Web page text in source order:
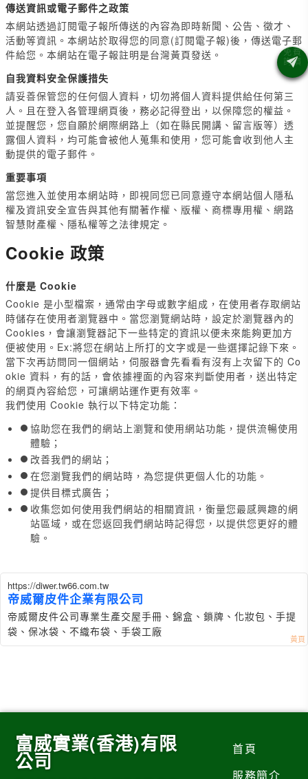
傳送資訊或電子郵件之政策
本網站透過訂閱電子報所傳送的內容為即時新聞、公告、徵才、
活動等資訊。本網站於取得您的同意(訂閱電子報)後，傳送電子郵
件給您。本網站在電子報註明是台灣黃頁發送。
自我資料安全保護措失
請妥善保管您的任何個人資料，切勿將個人資料提供給任何第三
人。且在登入各管理網頁後，務必記得登出，以保障您的權益。
並提醒您，您自願於網際網路上（如在縣民開講、留言版等）透
露個人資料，均可能會被他人蒐集和使用，您可能會收到他人主
動提供的電子郵件。
重要事項
當您進入並使用本網站時，即視同您已同意遵守本網站個人隱私
權及資訊安全宣告與其他有關著作權、版權、商標專用權、網路
智慧財產權、隱私權等之法律規定。
Cookie 政策
什麼是 Cookie
Cookie 是小型檔案，通常由字母或數字組成，在使用者存取網站
時儲存在使用者瀏覽器中。當您瀏覽網站時，設定於瀏覽器內的
Cookies，會讓瀏覽器記下一些特定的資訊以便未來能夠更加方
便被使用。Ex:將您在網站上所打的文字或是一些選擇記錄下來。
當下次再訪問同一個網站，伺服器會先看看有沒有上次留下的 Co
okie 資料，有的話，會依據裡面的內容來判斷使用者，送出特定
的網頁內容給您，可讓網站運作更有效率。
我們使用 Cookie 執行以下特定功能：
協助您在我們的網站上瀏覽和使用網站功能，提供流暢使用
體驗；
改善我們的網站；
在您瀏覽我們的網站時，為您提供更個人化的功能。
提供目標式廣告；
收集您如何使用我們網站的相關資訊，衡量您最感興趣的網
站區域，或在您返回我們網站時記得您，以提供您更好的體
驗。
https://diwer.tw66.com.tw
帝威爾皮件企業有限公司
帝威爾皮件公司專業生產交屋手冊、錦盒、鎖牌、化妝包、手提
袋、保冰袋、不織布袋、手袋工廠
富威實業(香港)有限
公司
首頁
服務簡介